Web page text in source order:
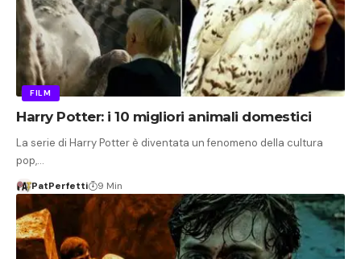
FILM
Harry Potter: i 10 migliori animali domestici
La serie di Harry Potter è diventata un fenomeno della cultura
pop,…
PatPerfetti 9 Min